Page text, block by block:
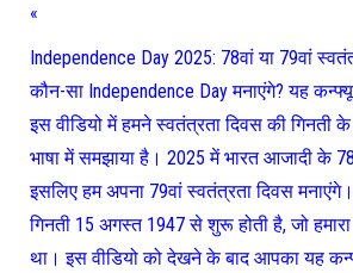
«
Independence Day 2025: 78वां या 79वां
कौन-सा Independence Day मनाएंगे? यह
इस वीडियो में हमने स्वतंत्रता दिवस की गिनती
भाषा में समझाया है। 2025 में भारत आजादी के
इसलिए हम अपना 79वां स्वतंत्रता दिवस
गिनती 15 अगस्त 1947 से शुरू होती है, जो
था। इस वीडियो को देखने के बाद आपका यह